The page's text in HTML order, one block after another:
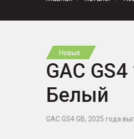
сервис
Новые
GAC
Белый
GAC GS4 GB, 2025 года